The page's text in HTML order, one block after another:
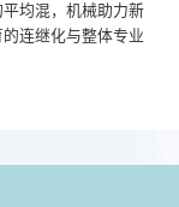
均混，机械助力新
连继化与整体专业